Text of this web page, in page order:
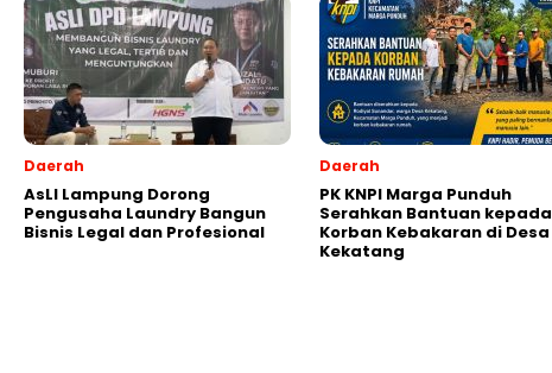
Daerah
AsLI Lampung Dorong
Pengusaha Laundry Bangun
Bisnis Legal dan Profesional
Daerah
PK KNPI Marga Punduh
Serahkan Bantuan kepada
Korban Kebakaran di Desa
Kekatang